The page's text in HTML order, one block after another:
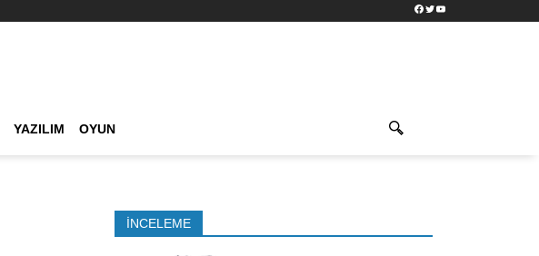
Facebook
TwitterYouTube
YAZILIM OYUN
İNCELEME